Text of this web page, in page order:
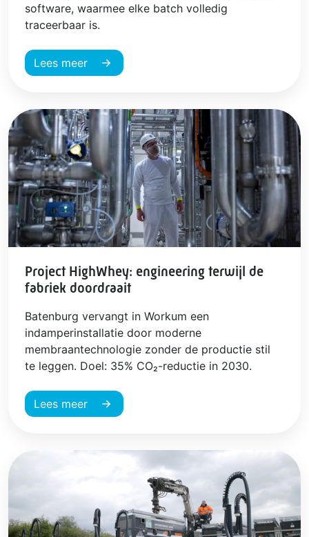
software, waarmee elke batch volledig
traceerbaar is.
Lees meer
Project HighWhey: engineering terwijl de
fabriek doordraait
Batenburg vervangt in Workum een
indamperinstallatie door moderne
membraantechnologie zonder de productie stil
te leggen. Doel: 35% CO₂-reductie in 2030.
Lees meer